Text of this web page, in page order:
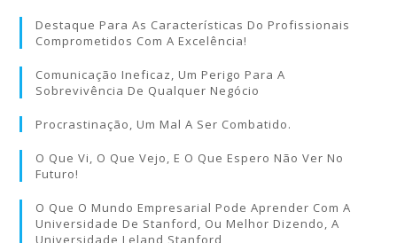
Destaque Para As Características Do Profissionais
Comprometidos Com A Excelência!
Comunicação Ineficaz, Um Perigo Para A
Sobrevivência De Qualquer Negócio
Procrastinação, Um Mal A Ser Combatido.
O Que Vi, O Que Vejo, E O Que Espero Não Ver No
Futuro!
O Que O Mundo Empresarial Pode Aprender Com A
Universidade De Stanford, Ou Melhor Dizendo, A
Universidade Leland Stanford